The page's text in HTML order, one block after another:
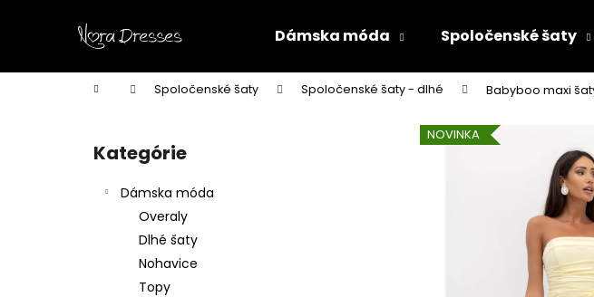
Dámska móda Spoločenské šaty
Domov Spoločenské šaty Spoločenské šaty - dlhé Babyboo maxi
Preskočiť
kategórie
Kategórie
Dámska móda
Overaly
Dlhé šaty
Nohavice
Topy
NOVINKA
í
Späť
do
Späť
do
Čo potrebujete